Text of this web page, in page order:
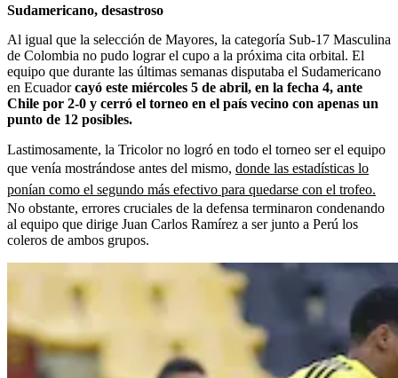
Sudamericano, desastroso
Al igual que la selección de Mayores, la categoría Sub-17 Masculina
de Colombia no pudo lograr el cupo a la próxima cita orbital. El
equipo que durante las últimas semanas disputaba el Sudamericano
en Ecuadorcayó este miércoles 5 de abril, en la fecha 4, ante
Chile por 2-0 y cerró el torneo en el país vecino con apenas un
punto de 12 posibles.
Lastimosamente, la Tricolor no logró en todo el torneo ser el equipo
que venía mostrándose antes del mismo, donde las estadísticas lo
ponían como el segundo más efectivo para quedarse con el trofeo.
No obstante, errores cruciales de la defensa terminaron condenando
al equipo que dirige Juan Carlos Ramírez a ser junto a Perú los
coleros de ambos grupos.